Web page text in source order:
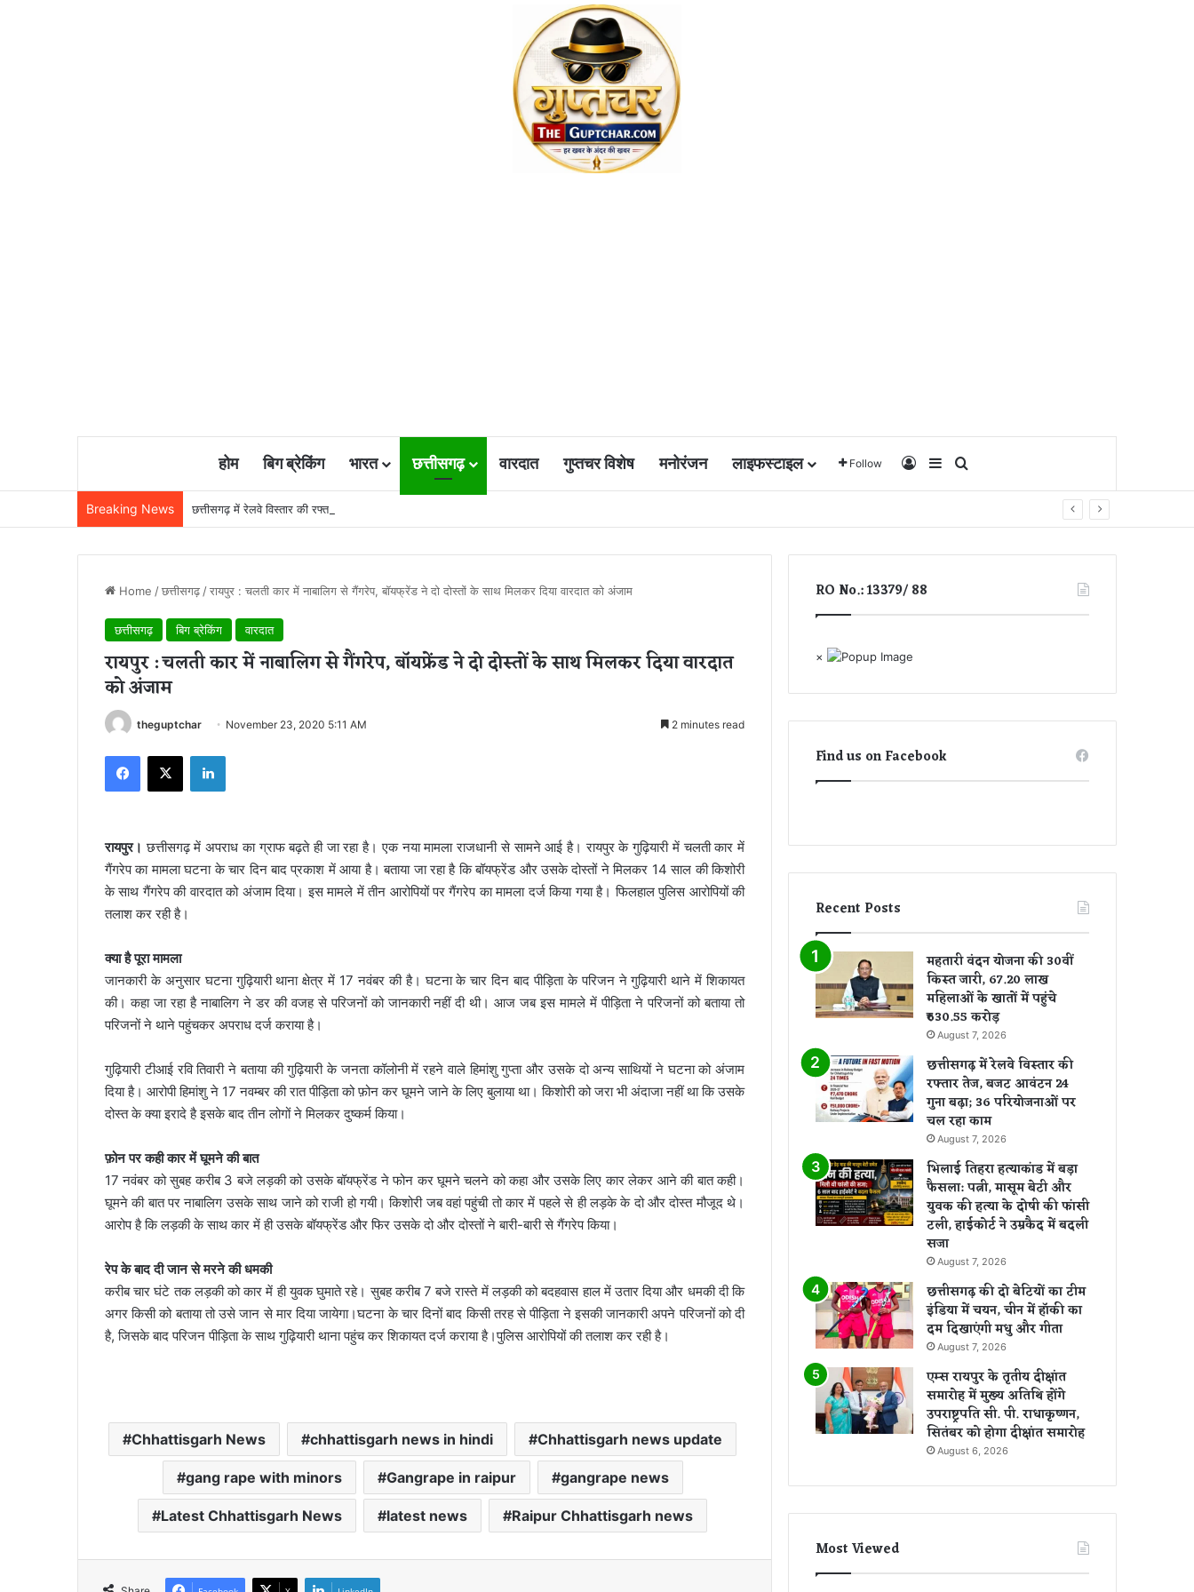
होम बिग ब्रेकिंग भारत छत्तीसगढ़ वारदात गुप्तचर विशेष मनोरंजन लाइफस्टाइल Follow Log InSidebar
Breaking News छत्तीसगढ़ में रेलवे विस्तार की रफ्तार तेज, बजट आवंटन 24 गुना बढ़ा; 36 परियोजनाओं पर चल रहा काम
Home /छत्तीसगढ़ /रायपुर : चलती कार में नाबालिग से गैंगरेप, बॉयफ्रेंड ने दो दोस्तों के साथ मिलकर दिया वारदात को अंजाम
छत्तीसगढ़ बिग ब्रेकिंग वारदात
रायपुर : चलती कार में नाबालिग से गैंगरेप, बॉयफ्रेंड ने दो दोस्तों के साथ मिलकर दिया वारदात
को अंजाम
theguptchar November 23, 2020 5:11 AM 2 minutes read
रायपुर। छत्तीसगढ़ में अपराध का ग्राफ बढ़ते ही जा रहा है। एक नया मामला राजधानी से सामने आई है। रायपुर के गुढ़ियारी में चलती कार में
गैंगरेप का मामला घटना के चार दिन बाद प्रकाश में आया है। बताया जा रहा है कि बॉयफ्रेंड और उसके दोस्तों ने मिलकर 14 साल की किशोरी
के साथ गैंगरेप की वारदात को अंजाम दिया। इस मामले में तीन आरोपियों पर गैंगरेप का मामला दर्ज किया गया है। फिलहाल पुलिस आरोपियों की
तलाश कर रही है।
क्या है पूरा मामला
जानकारी के अनुसार घटना गुढ़ियारी थाना क्षेत्र में 17 नवंबर की है। घटना के चार दिन बाद पीड़िता के परिजन ने गुढ़ियारी थाने में शिकायत
की। कहा जा रहा है नाबालिग ने डर की वजह से परिजनों को जानकारी नहीं दी थी। आज जब इस मामले में पीड़िता ने परिजनों को बताया तो
परिजनों ने थाने पहुंचकर अपराध दर्ज कराया है।
गुढ़ियारी टीआई रवि तिवारी ने बताया की गुढ़ियारी के जनता कॉलोनी में रहने वाले हिमांशु गुप्ता और उसके दो अन्य साथियों ने घटना को अंजाम
दिया है। आरोपी हिमांशु ने 17 नवम्बर की रात पीड़िता को फ़ोन कर घूमने जाने के लिए बुलाया था। किशोरी को जरा भी अंदाजा नहीं था कि उसके
दोस्त के क्या इरादे है इसके बाद तीन लोगों ने मिलकर दुष्कर्म किया।
फ़ोन पर कही कार में घूमने की बात
17 नवंबर को सुबह करीब 3 बजे लड़की को उसके बॉयफ्रेंड ने फोन कर घूमने चलने को कहा और उसके लिए कार लेकर आने की बात कही।
घूमने की बात पर नाबालिग उसके साथ जाने को राजी हो गयी। किशोरी जब वहां पहुंची तो कार में पहले से ही लड़के के दो और दोस्त मौजूद थे।
आरोप है कि लड़की के साथ कार में ही उसके बॉयफ्रेंड और फिर उसके दो और दोस्तों ने बारी-बारी से गैंगरेप किया।
रेप के बाद दी जान से मरने की धमकी
करीब चार घंटे तक लड़की को कार में ही युवक घुमाते रहे। सुबह करीब 7 बजे रास्ते में लड़की को बदहवास हाल में उतार दिया और धमकी दी कि
अगर किसी को बताया तो उसे जान से मार दिया जायेगा।घटना के चार दिनों बाद किसी तरह से पीड़िता ने इसकी जानकारी अपने परिजनों को दी
है, जिसके बाद परिजन पीड़िता के साथ गुढ़ियारी थाना पहुंच कर शिकायत दर्ज कराया है।पुलिस आरोपियों की तलाश कर रही है।
Chhattisgarh News chhattisgarh news in hindi Chhattisgarh news update
gang rape with minors Gangrape in raipur gangrape news
Latest Chhattisgarh News latest news Raipur Chhattisgarh news
RO No.: 13379/ 88
×
Find us on Facebook
Recent Posts
महतारी वंदन योजना की 30वीं
किस्त जारी, 67.20 लाख
महिलाओं के खातों में पहुंचे
₹630.55 करोड़
August 7, 2026
छत्तीसगढ़ में रेलवे विस्तार की
रफ्तार तेज, बजट आवंटन 24
गुना बढ़ा; 36 परियोजनाओं पर
चल रहा काम
August 7, 2026
भिलाई तिहरा हत्याकांड में बड़ा
फैसला: पत्नी, मासूम बेटी और
युवक की हत्या के दोषी की फांसी
टली, हाईकोर्ट ने उम्रकैद में बदली
सजा
August 7, 2026
छत्तीसगढ़ की दो बेटियों का टीम
इंडिया में चयन, चीन में हॉकी का
दम दिखाएंगी मधु और गीता
August 7, 2026
एम्स रायपुर के तृतीय दीक्षांत
समारोह में मुख्य अतिथि होंगे
उपराष्ट्रपति सी. पी. राधाकृष्णन,
सितंबर को होगा दीक्षांत समारोह
August 6, 2026
Most Viewed